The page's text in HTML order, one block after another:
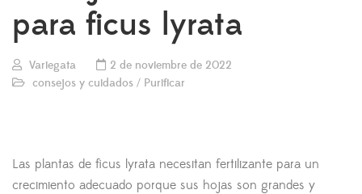
para ficus lyrata
Variegata
2 de noviembre de 2022
consejos y cuidados / Purificar
Las plantas de ficus lyrata necesitan fertilizante para un
crecimiento adecuado porque sus hojas son grandes y